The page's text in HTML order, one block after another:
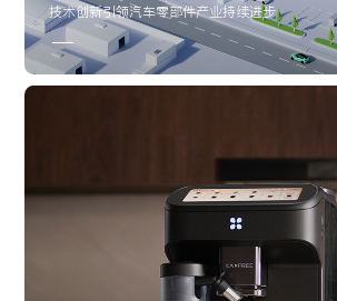
技术创新引领汽车零部件产业持续进步
UI设计 网站建设